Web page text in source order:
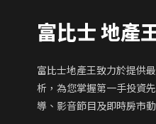
富比士 地產
富比士地產王致力於提供
析，為您掌握第一手投資
導、影音節目及即時房市動